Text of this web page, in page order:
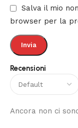
Recensioni
Ancora non ci
Salva il mio
browser per la